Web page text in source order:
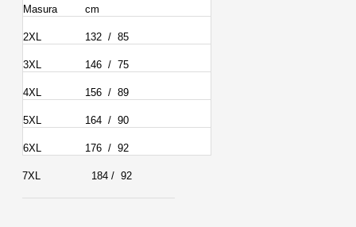
Masura cm
2XL 132 / 85
3XL 146 / 75
4XL 156 / 89
5XL 164 / 90
6XL 176 / 92
7XL 184 / 92